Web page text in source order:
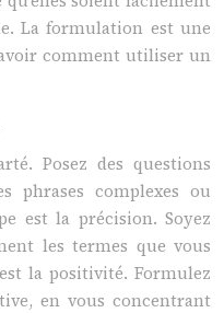
La formulation est une
comment utiliser un
Posez des questions
phrases complexes ou
est la précision. Soyez
les termes que vous
la positivité. Formulez
en vous concentrant